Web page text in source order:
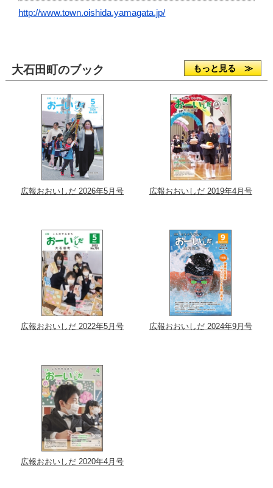
http://www.town.oishida.yamagata.jp/
大石田町のブック もっと見る ≫
広報おおいしだ 2026年5月号 広報おおいしだ 2019年4月号
広報おおいしだ 2022年5月号 広報おおいしだ 2024年9月号
広報おおいしだ 2020年4月号